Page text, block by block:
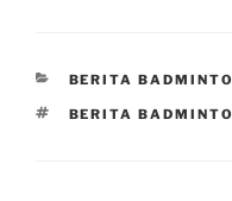
CATEGORIES
BERITA
TAGS
BERITA